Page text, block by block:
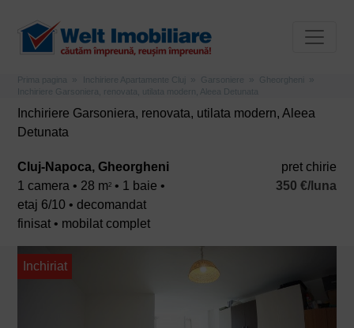
Prima pagina Inchiriere Apartamente Cluj Garsoniere
Gheorgheni
Inchiriere Garsoniera, renovata, utilata modern, Aleea Detunata
Inchiriere Garsoniera, renovata, utilata modern, Aleea
Detunata
Cluj-Napoca, Gheorgheni
1 camera • 28 m2 • 1 baie •
etaj 6/10 • decomandat
finisat • mobilat complet
pret chirie
350 €/luna
Inchiriat